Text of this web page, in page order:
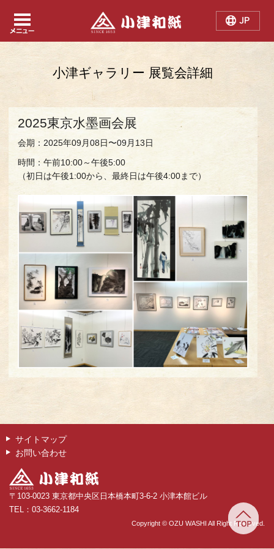
Japanese
English
Chinese
小津ギャラリー 展覧会詳細
2025東京水墨画会展
会期：2025年09月08日〜09月13日
時間：午前10:00～午後5:00
（初日は午後1:00から、最終日は午後4:00まで）
サイトマップ
お問い合わせ
〒103-0023 東京都中央区日本橋本町3-6-2 小津本館ビル
TEL：03-3662-1184
Copyright © OZU WASHI All Right Reserved.